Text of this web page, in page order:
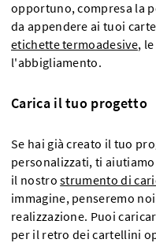
opportuno, compresa la
da appendere ai tuoi
etichette termoadesive, le
l'abbigliamento.
Carica il tuo progetto
Se hai già creato il tuo
personalizzati, ti
il nostrostrumento di
immagine, penseremo
realizzazione. Puoi
per il retro dei cartellini